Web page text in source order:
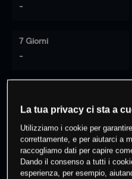
-
7 Giorni
-
0 % dei clienti
questo prodotto
Fai
La tua privacy ci sta a
Utilizziamo i cookie per
correttamente, e per aiutarci a
raccogliamo dati per capire
Dando il consenso a tutti i
esperienza, per esempio,